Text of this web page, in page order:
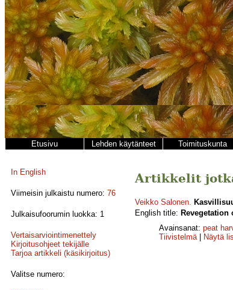
Etusivu Lehden käytänteet Toimituskunta
In English
Viimeisin julkaistu numero: 76
Julkaisufoorumin luokka: 1
Vertaisarviointimenettely
Kirjoitusohjeet tekijälle
Tarjoa artikkeli (käsikirjoitus)
Valitse numero:
Artikkelit
Veikko Salonen.
English title:
Avainsanat: peat
Tiivistelmä| Näytä